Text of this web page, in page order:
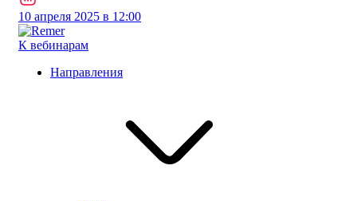
10 апреля 2025 в 12:00
К вебинарам
Направления